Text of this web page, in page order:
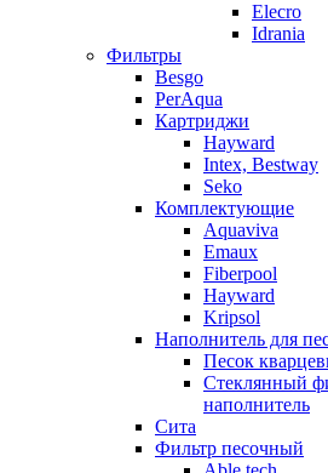
Elecro
Idrania
Фильтры
Besgo
PerAqua
Картриджи
Hayward
Intex, Bestway
Seko
Комплектующие
Aquaviva
Emaux
Fiberpool
Hayward
Kripsol
Наполнитель для
Песок
Стеклянный
наполнитель
Сита
Фильтр песочный